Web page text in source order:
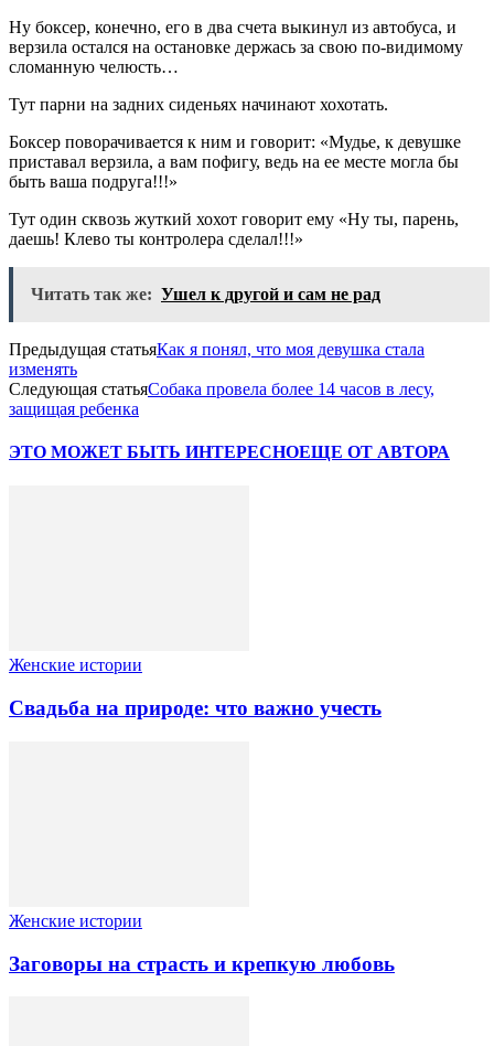
Ну боксер, конечно, его в два счета выкинул из автобуса, и
верзила остался на остановке держась за свою по-видимому
сломанную челюсть…
Тут парни на задних сиденьях начинают хохотать.
Боксер поворачивается к ним и говорит: «Мудье, к девушке
приставал верзила, а вам пофигу, ведь на ее месте могла бы
быть ваша подруга!!!»
Тут один сквозь жуткий хохот говорит ему «Ну ты, парень,
даешь! Клево ты контролера сделал!!!»
Читать так же: Ушел к другой и сам не рад
Предыдущая статьяКак я понял, что моя девушка стала
изменять
Следующая статьяСобака провела более 14 часов в лесу,
защищая ребенка
ЭТО МОЖЕТ БЫТЬ ИНТЕРЕСНОЕЩЕ ОТ АВТОРА
Женские истории
Свадьба на природе: что важно учесть
Женские истории
Заговоры на страсть и крепкую любовь